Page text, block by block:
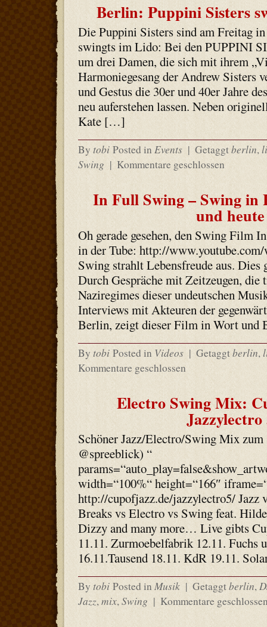
Berlin: Puppini Sisters
Die Puppini Sisters sind am Freitag
swingts im Lido: Bei den PUPPINI
um drei Damen, die sich mit ihrem
Harmoniegesang der Andrew Sisters
und Gestus die 30er und 40er Jahre
neu auferstehen lassen. Neben
Kate […]
By tobi Posted in Events | Getaggtberlin,
Swing | Kommentare geschlossen
In Full Swing – Swing in
und heute
Oh gerade gesehen, den Swing Film
in der Tube: http://
Swing strahlt Lebensfreude aus. Dies
Durch Gespräche mit Zeitzeugen, die
Naziregimes dieser undeutschen
Interviews mit Akteuren der
Berlin, zeigt dieser Film in Wort
By tobi Posted in Videos | Getaggtberlin,
Kommentare geschlossen
Electro Swing Mix:
Jazzylectro
Schöner Jazz/Electro/Swing Mix zum
@spreeblick) “
width=“100%“ height=“166″
http://cupofjazz.de/jazzylectro5/ Jazz
Breaks vs Electro vs Swing feat.
Dizzy and many more… Live gibts
11.11. Zurmoebelfabrik 12.11. Fuchs
16.11.Tausend 18.11. KdR 19.11.
By tobi Posted in Musik | Getaggtberlin,
Jazz,mix,Swing | Kommentare